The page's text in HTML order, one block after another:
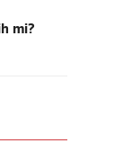
mi?